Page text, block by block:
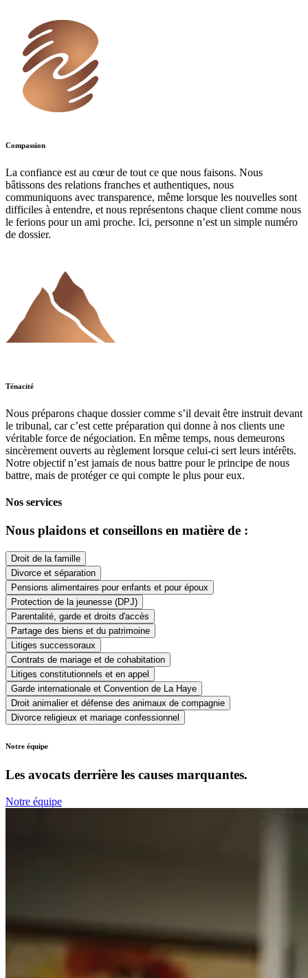
Compassion
La confiance est au cœur de tout ce que nous faisons. Nous
bâtissons des relations franches et authentiques, nous
communiquons avec transparence, même lorsque les nouvelles sont
difficiles à entendre, et nous représentons chaque client comme nous
le ferions pour un ami proche. Ici, personne n’est un simple numéro
de dossier.
Ténacité
Nous préparons chaque dossier comme s’il devait être instruit devant
le tribunal, car c’est cette préparation qui donne à nos clients une
véritable force de négociation. En même temps, nous demeurons
sincèrement ouverts au règlement lorsque celui-ci sert leurs intérêts.
Notre objectif n’est jamais de nous battre pour le principe de nous
battre, mais de protéger ce qui compte le plus pour eux.
Nos services
Nous plaidons et conseillons en matière de :
Droit de la famille
Divorce et séparation
Pensions alimentaires pour enfants et pour époux
Protection de la jeunesse (DPJ)
Parentalité, garde et droits d'accès
Partage des biens et du patrimoine
Litiges successoraux
Contrats de mariage et de cohabitation
Litiges constitutionnels et en appel
Garde internationale et Convention de La Haye
Droit animalier et défense des animaux de compagnie
Divorce religieux et mariage confessionnel
Notre équipe
Les avocats derrière les causes marquantes.
Notre équipe